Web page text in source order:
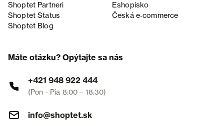
Shoptet Partneri
Eshopisko
Shoptet Status
Česká e‑commerce
Shoptet Blog
Máte otázku? Opýtajte sa nás
+421 948 922 444
(Pon - Pia 8:00 – 18:30)
info@shoptet.sk